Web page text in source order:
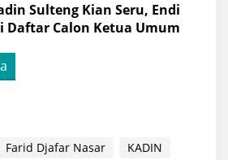
Sulteng Kian Seru, Endi
Daftar Calon Ketua Umum
Farid Djafar Nasar
KADIN